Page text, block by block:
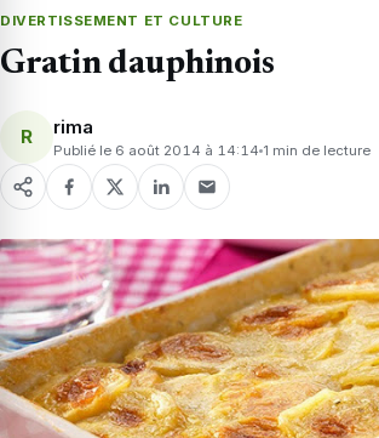
DIVERTISSEMENT ET CULTURE
Gratin dauphinois
R rima
Publié le 6 août 2014 à 14:14 1 min de lecture